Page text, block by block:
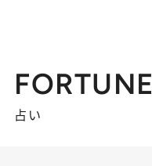
FORTUNE
占い